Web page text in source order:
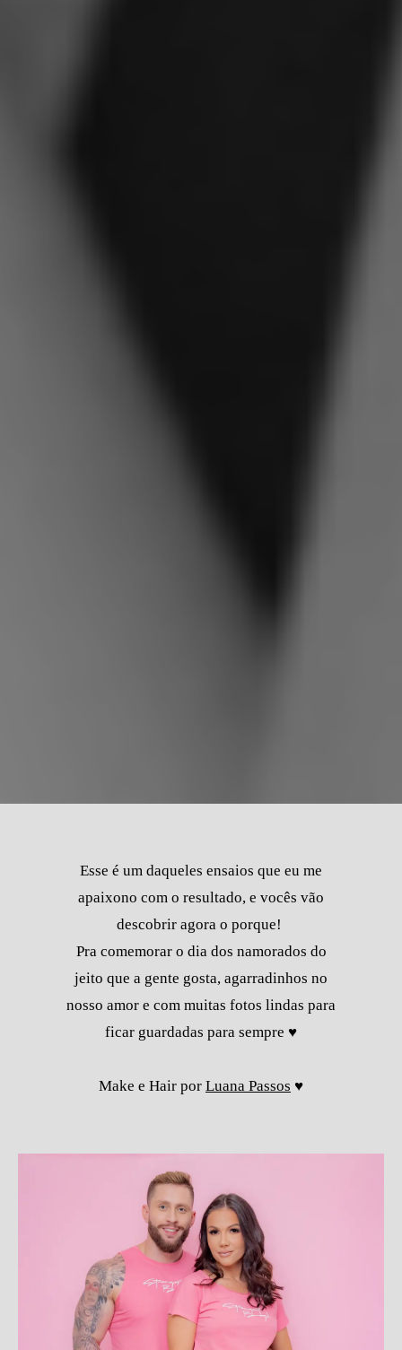
Esse é um daqueles ensaios que eu me
apaixono com o resultado, e vocês vão
descobrir agora o porque!
Pra comemorar o dia dos namorados do
jeito que a gente gosta, agarradinhos no
nosso amor e com muitas fotos lindas para
ficar guardadas para sempre ♥
Make e Hair por Luana Passos ♥